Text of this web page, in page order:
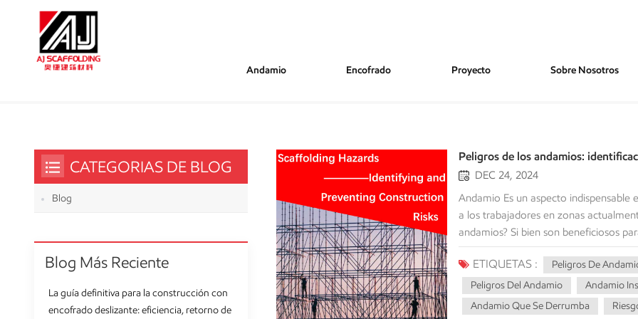
Andamio Encofrado Proyecto Sobre Nosotros
Peligros de los andamios:
DEC 24, 2024
Andamio Es un aspecto indispensable en muchas obras de construcción, ya que proporciona acceso a los trabajadores en zonas actualmente inaccesibles. Dicho esto, ¿por qué son peligrosos los andamios? Si bien son beneficiosos para la seguridad y la eficiencia en la obra, pueden representar riesgos potenciales para los trabajadores si se usan o mantienen de forma inadecuada. Conscientes de los peligros que rodean el entorno de la construcción, las precauciones pueden reducir considerablemente el riesgo de accidentes y lesiones. Las caídas desde altura constituyen la gran mayoría de los accidentes en andamios Las caídas son la principal causa de muerte en las obras de construcción. Los andamios son una fuente principal de este riesgo. Estas caídas pueden ocurrir debido a:Barandillas faltantes o inadecuadas: la barandilla superior, la barandilla intermedia y los rodapiés son fundamentales para evitar que los trabajadores se caigan de la plataforma.Falta de sistemas personales de detención de caídas: Cuando las plataformas no están completamente entabladas o no es posible utilizar barandillas, los trabajadores deben utilizar sistemas personales de detención de caídas (PFAS).Plataformas inestables o incompletas: los espacios entre los tablones, las plataformas sobrecargadas o los tablones que se mueven pueden provocar tropiezos y caídas. Medidas preventivas:Asegúrese de que las barandillas, los pasamanos intermedios y los protectores estén siempre colocados y de que exista un sistema de protección contra caídas.Asegúrese de que el andamio esté apoyado sobre una superficie sólida y plana. Utilice placas base o durmientes para asegurarlo adecuadamente en caso necesario.Los trabajadores reciben capacitación en el uso de andamios y medidas de protección contra caídas, además de inspecciones y supervisión de seguridad adecuadas y regulares. Peligro de falla estructural: Colapso del andamio Un colapso total o parcial de un andamio es una pesadilla. Puede deberse a:Montaje o desmontaje inadecuado: No seguir las instrucciones del fabricante o los planos de diseño específicos del proyecto puede comprometer la estabilidad del andamio.Cimentación inadecuada: El andamio debe instalarse sobre una base estable y nivelada. Un terreno blando, escombros o la falta de placas base pueden provocar un derrumbe.Sobrecarga: Exceder la carga máxima prevista puede generar una tensión inmensa en la estructura, provocando que se deforme o falle.Daños a los componentes: Los marcos, amarres o soportes dañados pueden debilitar todo el sistema. Medidas preventivas:Siga las especificaciones del fabricante y obedezca todas las reglas y regulaciones relativas al montaje del andamio.Revise el andamio antes de cada turno y retire las piezas rotas o desgastadas. Preste especial atención a las conexiones, juntas y soportes.Evite sobrecargar el andamio. La capacidad de carga del andamio debe estar marcada y ser respetada de forma visible. Caída de objetos: peligros derivados de herramientas y materiales No asegurar las herramientas, los materiales o los escombros, o tener un andamio inconsistente con elementos innecesarios, expone a quienes están abajo al riesgo de lesiones por la caída de materiales del andamio sobre ellos. Medidas preventivas:Las herramientas, equipos y materiales deben permanecer seguros en todo momento cuando no estén en uso.Se deben usar amarres o eslingas para herramientas para evitar la caída de equipos. Se pueden instalar redes para escombros o plataformas de captura debajo del andamio para capturar cualquier objeto que caiga.El EPP para los trabajadores de tierra incluirá cascos de seguridad. Uso inadecuado de andamios: falta de formación y concienciación Los trabajadores no calificados y sin educación con
ETIQUETAS : Peligros De
Peligros Del Andamio
Andamio
Andamio Que Se Derrumba
CATEGORIAS DE BLOG
Blog
Blog Más Reciente
La guía definitiva para la construcción con
encofrado deslizante: eficiencia, retorno de